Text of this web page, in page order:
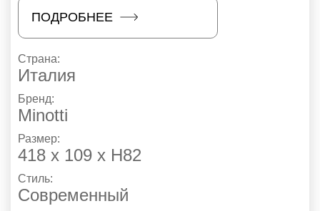
ПОДРОБНЕЕ
Страна:
Италия
Бренд:
Minotti
Размер:
418 х 109 х Н82
Стиль:
Современный